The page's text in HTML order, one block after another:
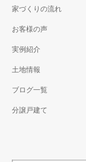
家づくりの流れ
お客様の声
実例紹介
土地情報
ブログ一覧
分譲戸建て